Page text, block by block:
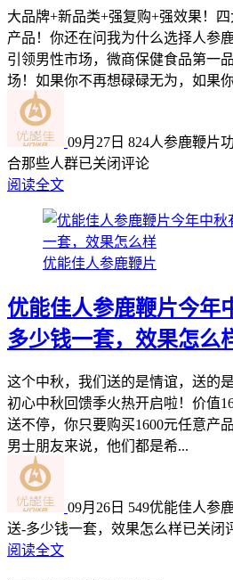
大品牌+新品类+强复购+强效果！
产品！你还在问我为什么选择人参
引领男性市场，微商保健食品第一
场！如果你不再想碌碌无为，如果
09月27日 824人参鹿鞭片
合那些人群已关闭评论
阅读全文
优能佳人参鹿鞭片
优能佳人参鹿鞭片今年
多少钱一套，效果怎么
这个中秋，我们送的是情谊，送的
初心中秋回馈季火热开启啦！价值
送不停，你只要购买1600元任意产
男士朋友来说，他们都是希...
09月26日 549优能佳人参
送-多少钱一套，效果怎么样已关闭
阅读全文